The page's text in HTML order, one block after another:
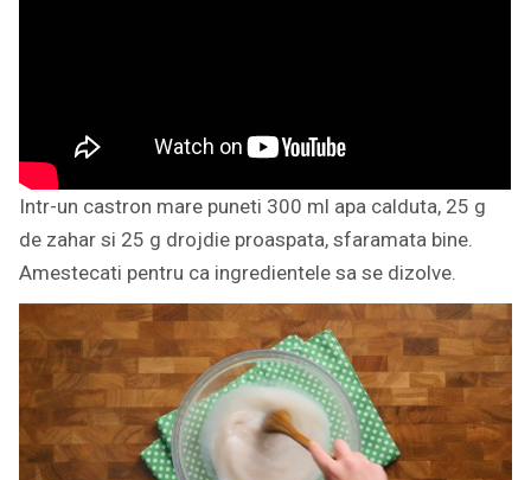
Intr-un castron mare puneti 300 ml apa calduta, 25 g
de zahar si 25 g drojdie proaspata, sfaramata bine.
Amestecati pentru ca ingredientele sa se dizolve.